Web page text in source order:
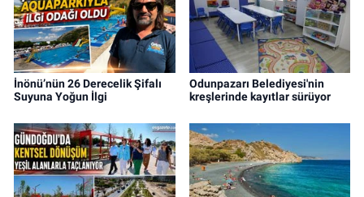
İnönü’nün 26 Derecelik Şifalı
Suyuna Yoğun İlgi
Odunpazarı Belediyesi'nin
kreşlerinde kayıtlar sürüyor